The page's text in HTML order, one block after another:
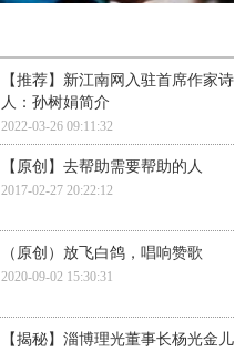
【推荐】新江南网入驻首席作家诗
人：孙树娟简介
2022-03-26 09:11:32
【原创】去帮助需要帮助的人
2017-02-27 20:22:12
（原创）放飞白鸽，唱响赞歌
2020-09-02 15:30:31
【揭秘】淄博理光董事长杨光金儿